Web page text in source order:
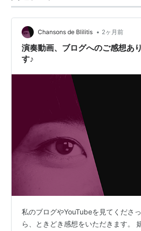
Chansons de Blilitis • 2ヶ月前
演奏動画、ブログへのご感想あ
す♪
私のブログやYouTubeを見てくださ
ら、ときどき感想をいただきます。